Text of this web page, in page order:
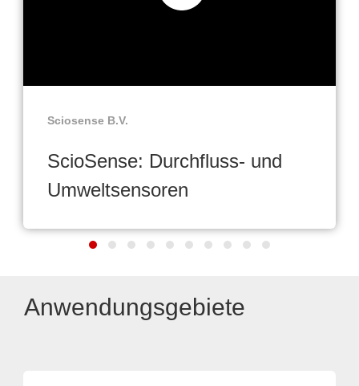
Sciosense B.V.
ScioSense: Durchfluss- und
Umweltsensoren
Anwendungsgebiete